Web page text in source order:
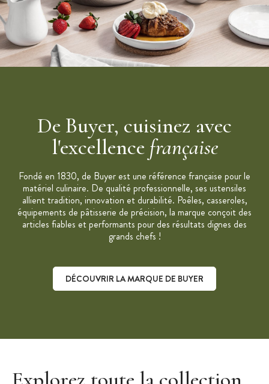
Fond magnétique forgé spécial induction
Revêtement anti-adhésif PTFE 5 couches sans PFOA
Queue feuillard rivetée revêtement epoxy : résiste à la
chaleur
Courbure à la française de la queue : meilleures préhension et
Lavage à la main exclusivement, avec une éponge non
abrasive
Ne pas chauffer à vide ni surchauffer
Éviter les chocs thermiques
Ne pas utiliser d'objets métalliques
Fabrication française
Collection : Choc Resto Induction
De Buyer, cuisinez avec
l'excellence française
Fondé en 1830, de Buyer est une référence française pour le
matériel culinaire. De qualité professionnelle, ses ustensiles
allient tradition, innovation et durabilité. Poêles, casseroles,
équipements de pâtisserie de précision, la marque conçoit des
articles fiables et performants pour des résultats dignes des
grands chefs !
DÉCOUVRIR LA MARQUE DE BUYER